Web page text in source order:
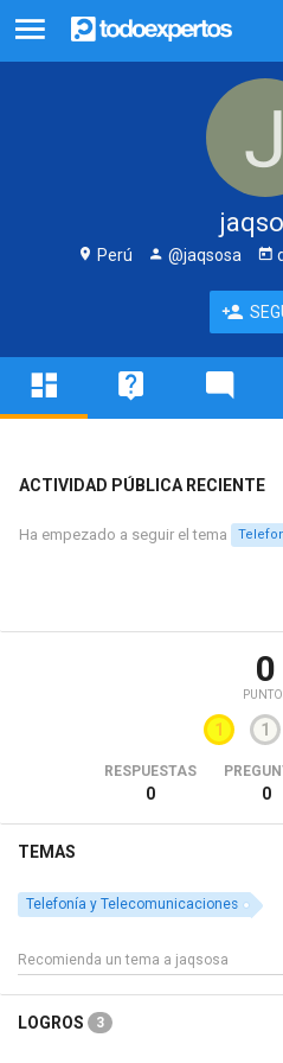
Perú @jaqsosa
ACTIVIDAD PÚBLICA RECIENTE
Ha empezado a seguir el tema
0
1 1
RESPUESTAS
0 0
TEMAS
Telefonía y Telecomunicaciones
LOGROS 3